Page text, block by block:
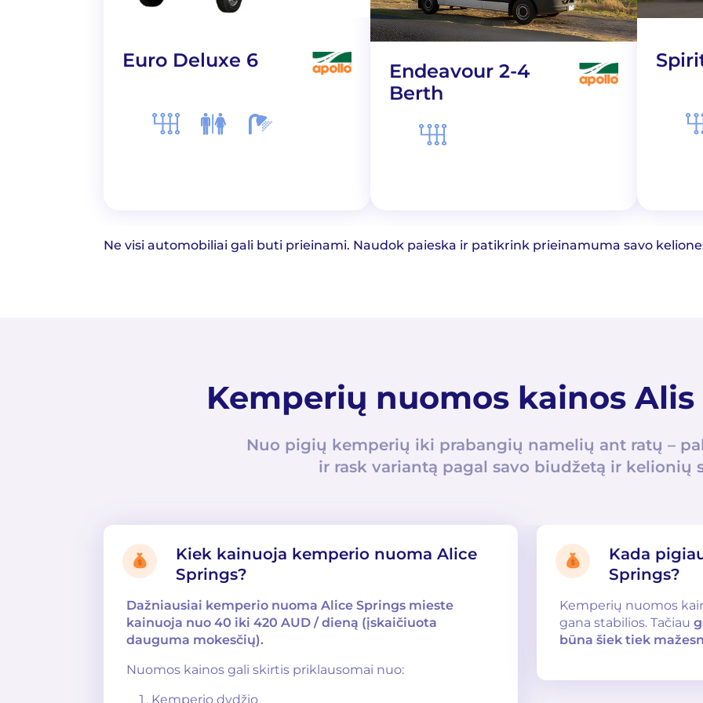
Euro Deluxe 6
Endeavour 2-4
Berth
Ne visi automobiliai gali buti prieinami. Naudok paieska ir patikrink prieinamuma savo
Kemperių nuomos kainos
Nuo pigių kemperių iki prabangių namelių ant ratų –
ir rask variantą pagal savo biudžetą ir kelionių
Kiek kainuoja kemperio nuoma Alice
Springs?
Dažniausiai kemperio nuoma Alice Springs mieste
kainuoja nuo 40 iki 420 AUD / dieną (įskaičiuota
dauguma mokesčių).
Nuomos kainos gali skirtis priklausomai nuo:
Kemperio dydžio
Kada
Springs?
Kemperių nuomos
gana stabilios. Tačiau
būna šiek tiek